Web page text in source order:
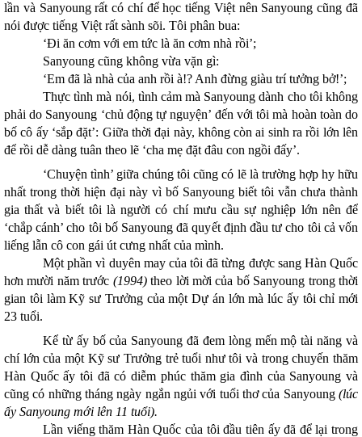
lần và Sanyoung rất có chí để học tiếng Việt nên Sanyoung cũng đã
nói được tiếng Việt rất sành sõi. Tôi phân bua:
‘Đi ăn cơm với em tức là ăn cơm nhà rồi’;
Sanyoung cũng không vừa vặn gì:
‘Em đã là nhà của anh rồi à!? Anh đừng giàu trí tưởng bở!’;
Thực tình mà nói, tình cảm mà Sanyoung dành cho tôi không
phải do Sanyoung ‘chủ động tự nguyện’ đến với tôi mà hoàn toàn do
bố cô ấy ‘sắp đặt’: Giữa thời đại này, không còn ai sinh ra rồi lớn lên
để rồi dễ dàng tuân theo lẽ ‘cha mẹ đặt đâu con ngồi đấy’.
‘Chuyện tình’ giữa chúng tôi cũng có lẽ là trường hợp hy hữu
nhất trong thời hiện đại này vì bố Sanyoung biết tôi vẫn chưa thành
gia thất và biết tôi là người có chí mưu cầu sự nghiệp lớn nên để
‘chắp cánh’ cho tôi bố Sanyoung đã quyết định đầu tư cho tôi cả vốn
liếng lẫn cô con gái út cưng nhất của mình.
Một phần vì duyên may của tôi đã từng được sang Hàn Quốc
hơn mười năm trước (1994)theo lời mời của bố Sanyoung trong thời
gian tôi làm Kỹ sư Trưởng của một Dự án lớn mà lúc ấy tôi chỉ mới
23 tuổi.
Kể từ ấy bố của Sanyoung đã đem lòng mến mộ tài năng và
chí lớn của một Kỹ sư Trưởng trẻ tuổi như tôi và trong chuyến thăm
Hàn Quốc ấy tôi đã có diễm phúc thăm gia đình của Sanyoung và
cũng có những tháng ngày ngắn ngủi với tuổi thơ của Sanyoung (lúc
ấy Sanyoung mới lên 11 tuổi).
Lần viếng thăm Hàn Quốc của tôi đầu tiên ấy đã để lại trong